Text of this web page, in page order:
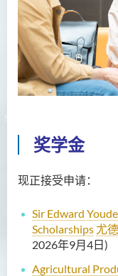
奖学金
现正接受申请：
Sir Edward
Scholarships尤
2026年9月4日)
Agricultural